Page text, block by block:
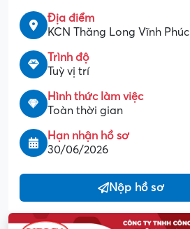
Địa điểm
KCN Thăng Long Vĩnh Phúc
Trình độ
Tuỳ vị trí
Hình thức làm việc
Toàn thời gian
Hạn nhận hồ sơ
30/06/2026
Nộp hồ sơ